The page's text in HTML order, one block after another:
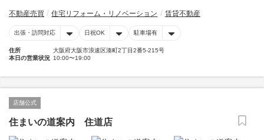
不動産売買 住宅リフォーム・リノベーション 賃貸不動産
出張・訪問対応 日祝OK 駐車場有
住所
大阪府大阪市浪速区湊町2丁目2番5-215号
本日の営業状況 10:00〜19:00
店舗公式
住まいの道案内 住道店